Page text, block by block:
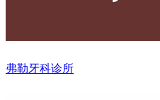
弗勒牙科诊所